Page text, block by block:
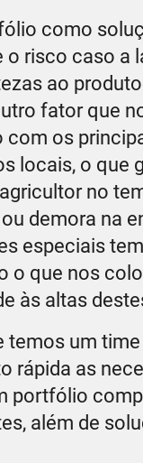
como
o risco caso
ao
fator que
os
locais, o que
no
demora na
especiais
o que nos
às altas
temos um
rápida as
portfólio
além de